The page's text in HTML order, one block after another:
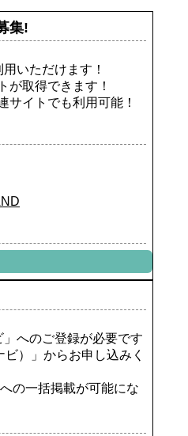
集!
いただけます！
が取得できます！
サイトでも利用可能！
へのご登録が必要です
）」からお申し込みく
の一括掲載が可能にな